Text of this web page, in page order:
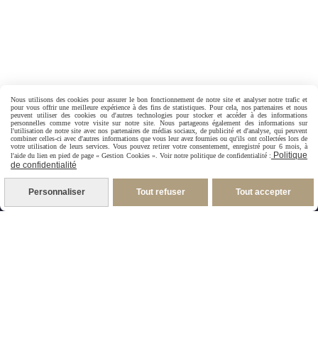
Nous avons lancé Siriz'Shop afin de proposer à nos
clients une sélection de produits de grande qualité.
Nous utilisons des cookies pour assurer le bon fonctionnement de notre site et analyser notre trafic et
pour vous offrir une meilleure expérience à des fins de statistiques. Pour cela, nos partenaires et nous
peuvent utiliser des cookies ou d'autres technologies pour stocker et accéder à des informations
personnelles comme votre visite sur notre site. Nous partageons également des informations sur
l'utilisation de notre site avec nos partenaires de médias sociaux, de publicité et d'analyse, qui peuvent
combiner celles-ci avec d'autres informations que vous leur avez fournies ou qu'ils ont collectées lors de
votre utilisation de leurs services. Vous pouvez retirer votre consentement, enregistré pour 6 mois, à
l'aide du lien en pied de page « Gestion Cookies ». Voir notre politique de confidentialité : Politique
de confidentialité
Personnaliser Tout refuser Tout accepter